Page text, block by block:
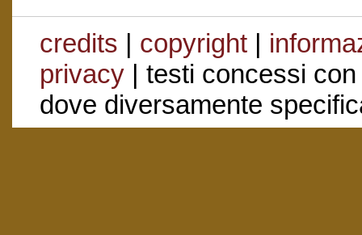
credits | copyright|
privacy| testi concessi
dove diversamente